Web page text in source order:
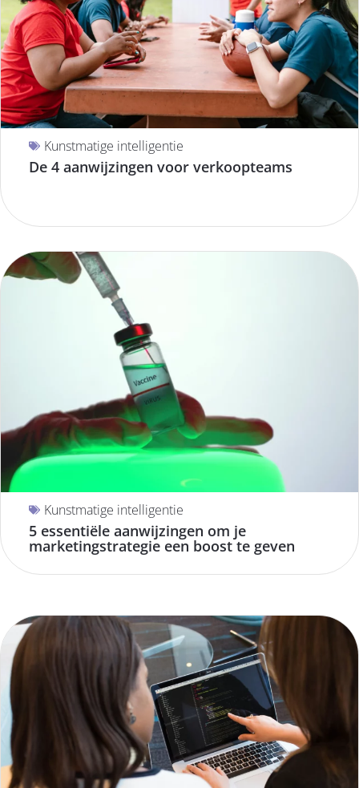
Kunstmatige intelligentie
De 4 aanwijzingen voor verkoopteams
Kunstmatige intelligentie
5 essentiële aanwijzingen om je
marketingstrategie een boost te geven